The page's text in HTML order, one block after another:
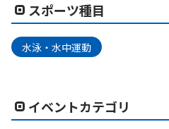
スポーツ種目
水泳・水中運動
イベントカテゴリ